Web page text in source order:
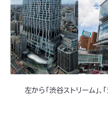
左から「渋谷ストリーム」、